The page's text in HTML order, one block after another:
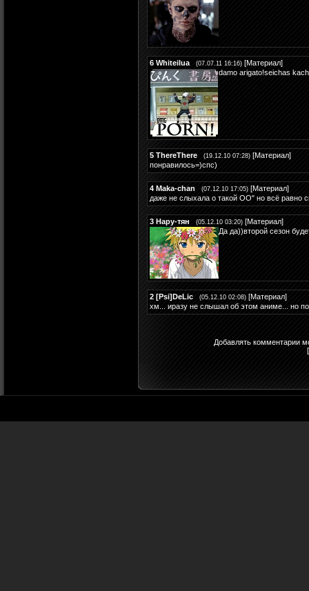
6 Whiteilua (07.07.11 16:16) [Материал]
damo arigato!seichas
5 ThereThere (19.12.10 07:28) [Материал]
понравилось=)спс)
4 Maka-chan (07.12.10 17:05) [Материал]
даже не слыхала о такой ОО" но всё равно
3 Нару-тян (05.12.10 03:20) [Материал]
Да да))второй сезон
2 [Psi]DeLic (05.12.10 02:08) [Материал]
хм... иразу не слышал об этом аниме... но
Добавлять комментарии